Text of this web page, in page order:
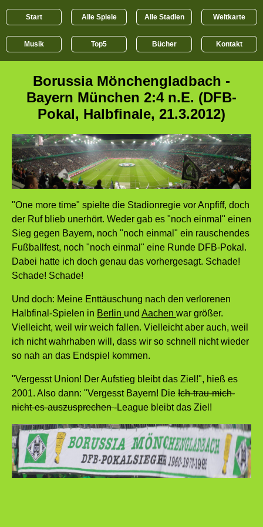
Start Alle Spiele Alle Stadien Weltkarte
Musik Top5 Bücher Kontakt
Borussia Mönchengladbach -
Bayern München 2:4 n.E. (DFB-
Pokal, Halbfinale, 21.3.2012)
"One more time" spielte die Stadionregie vor Anpfiff, doch
der Ruf blieb unerhört. Weder gab es "noch einmal" einen
Sieg gegen Bayern, noch "noch einmal" ein rauschendes
Fußballfest, noch "noch einmal" eine Runde DFB-Pokal.
Dabei hatte ich doch genau das vorhergesagt. Schade!
Schade! Schade!
Und doch: Meine Enttäuschung nach den verlorenen
Halbfinal-Spielen in Berlin und Aachen war größer.
Vielleicht, weil wir weich fallen. Vielleicht aber auch, weil
ich nicht wahrhaben will, dass wir so schnell nicht wieder
so nah an das Endspiel kommen.
"Vergesst Union! Der Aufstieg bleibt das Ziel!", hieß es
2001. Also dann: "Vergesst Bayern! Die Ich-trau-mich-
nicht-es-auszusprechen-League bleibt das Ziel!